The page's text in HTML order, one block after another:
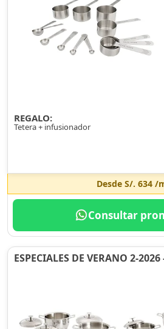
REGALO:
Tetera + infusionador
Desde S/. 634/
Consultar
ESPECIALES DE VERANO 2-2026